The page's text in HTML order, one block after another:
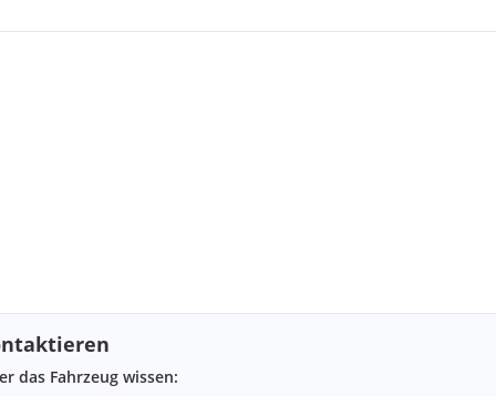
das Fahrzeug wissen: